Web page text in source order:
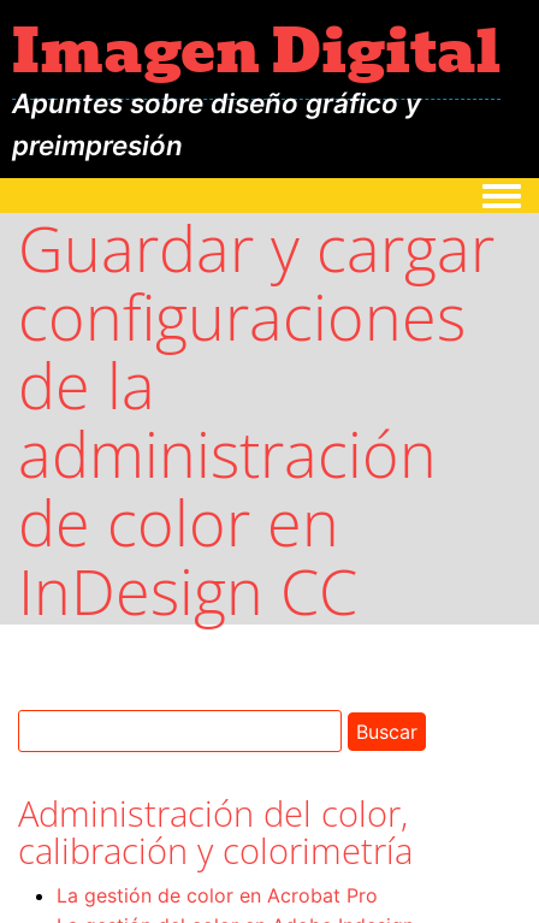
Imagen Digital
Apuntes sobre diseño gráfico y
preimpresión
Guardar y cargar
configuraciones
de la
administración
de color en
InDesign CC
Administración del color,
calibración y colorimetría
La gestión de color en Acrobat Pro